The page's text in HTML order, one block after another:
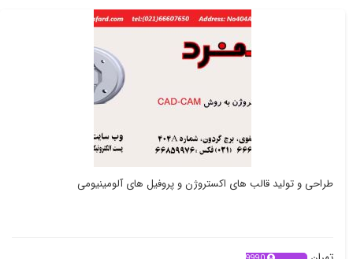
طراحی و تولید قالب های اکستروژن و پروفیل های آلومینیومی